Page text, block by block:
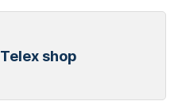
Telex shop